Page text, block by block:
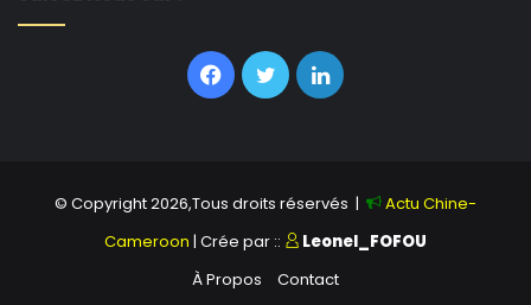
Facebook
TwitterLinkedin
© Copyright 2026,Tous droits réservés |
Actu Chine-
Cameroon | Crée par ::
Leonel_FOFOU
À Propos
Contact